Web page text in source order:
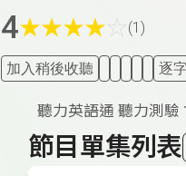
4★★★★ (1)
加入稍後收聽 逐
聽力英語通 聽力測驗
節目單集列表